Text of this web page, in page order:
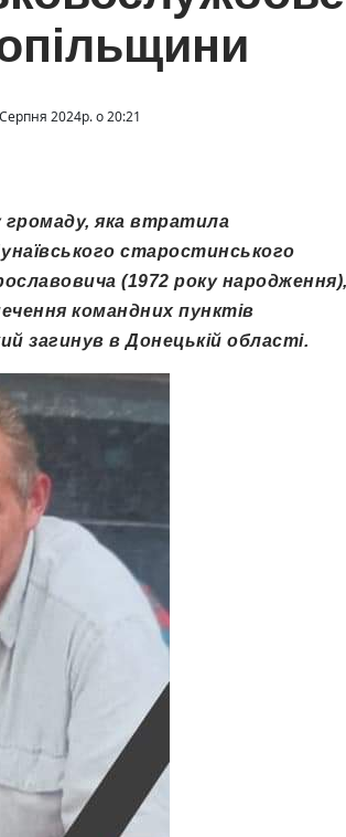
2024р. о 20:21
громаду, яка втратила
старостинського
(1972 року народження),
командних пунктів
загинув в Донецькій області.